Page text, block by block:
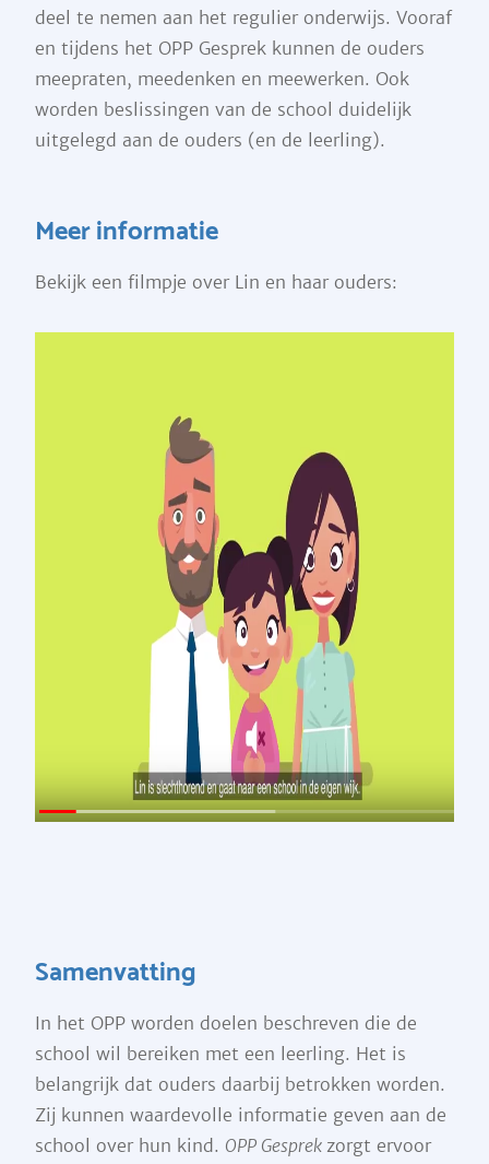
deel te nemen aan het regulier onderwijs. Vooraf
en tijdens het OPP Gesprek kunnen de ouders
meepraten, meedenken en meewerken. Ook
worden beslissingen van de school duidelijk
uitgelegd aan de ouders (en de leerling).
Meer informatie
Bekijk een filmpje over Lin en haar ouders:
Samenvatting
In het OPP worden doelen beschreven die de
school wil bereiken met een leerling. Het is
belangrijk dat ouders daarbij betrokken worden.
Zij kunnen waardevolle informatie geven aan de
school over hun kind. OPP Gesprek zorgt ervoor